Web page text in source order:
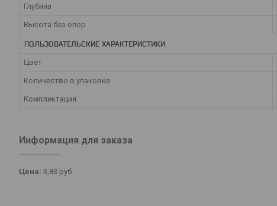
Глубина
Высота без опор
ПОЛЬЗОВАТЕЛЬСКИЕ ХАРАКТЕРИСТИКИ
Цвет
Количество в упаковке
Комплектация
Информация для заказа
Цена: 3,83 руб.